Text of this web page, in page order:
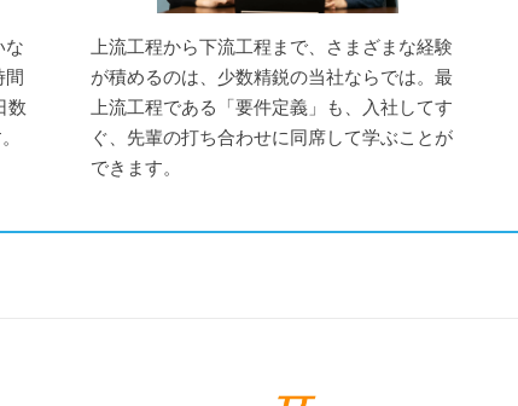
な
間
数
上流工程から下流工程まで、さまざまな経験
が積めるのは、少数精鋭の当社ならでは。最
上流工程である「要件定義」も、入社してす
ぐ、先輩の打ち合わせに同席して学ぶことが
できます。